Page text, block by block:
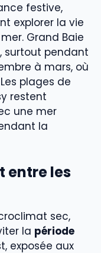
festive,
explorer la vie
Grand Baie
surtout pendant
à mars, où
plages de
restent
une mer
la
entre les
sec,
la période
exposée aux